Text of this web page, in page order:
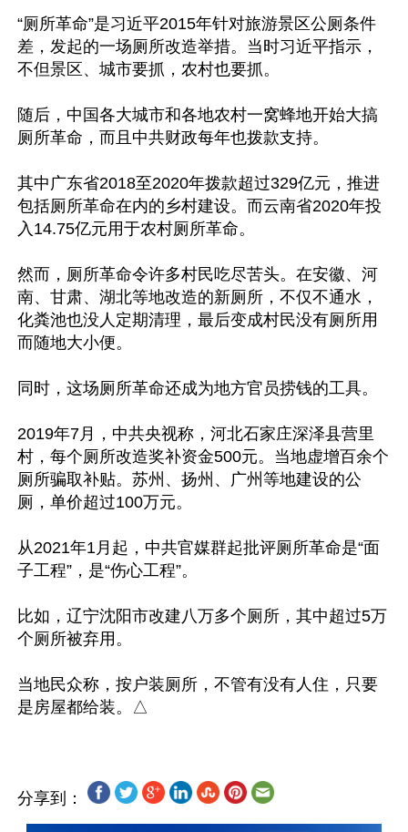
“厕所革命”是习近平2015年针对旅游景区公厕条件
差，发起的一场厕所改造举措。当时习近平指示，
不但景区、城市要抓，农村也要抓。
随后，中国各大城市和各地农村一窝蜂地开始大搞
厕所革命，而且中共财政每年也拨款支持。
其中广东省2018至2020年拨款超过329亿元，推进
包括厕所革命在内的乡村建设。而云南省2020年投
入14.75亿元用于农村厕所革命。
然而，厕所革命令许多村民吃尽苦头。在安徽、河
南、甘肃、湖北等地改造的新厕所，不仅不通水，
化粪池也没人定期清理，最后变成村民没有厕所用
而随地大小便。
同时，这场厕所革命还成为地方官员捞钱的工具。
2019年7月，中共央视称，河北石家庄深泽县营里
村，每个厕所改造奖补资金500元。当地虚增百余个
厕所骗取补贴。苏州、扬州、广州等地建设的公
厕，单价超过100万元。
从2021年1月起，中共官媒群起批评厕所革命是“面
子工程”，是“伤心工程”。
比如，辽宁沈阳市改建八万多个厕所，其中超过5万
个厕所被弃用。
当地民众称，按户装厕所，不管有没有人住，只要
分享到：